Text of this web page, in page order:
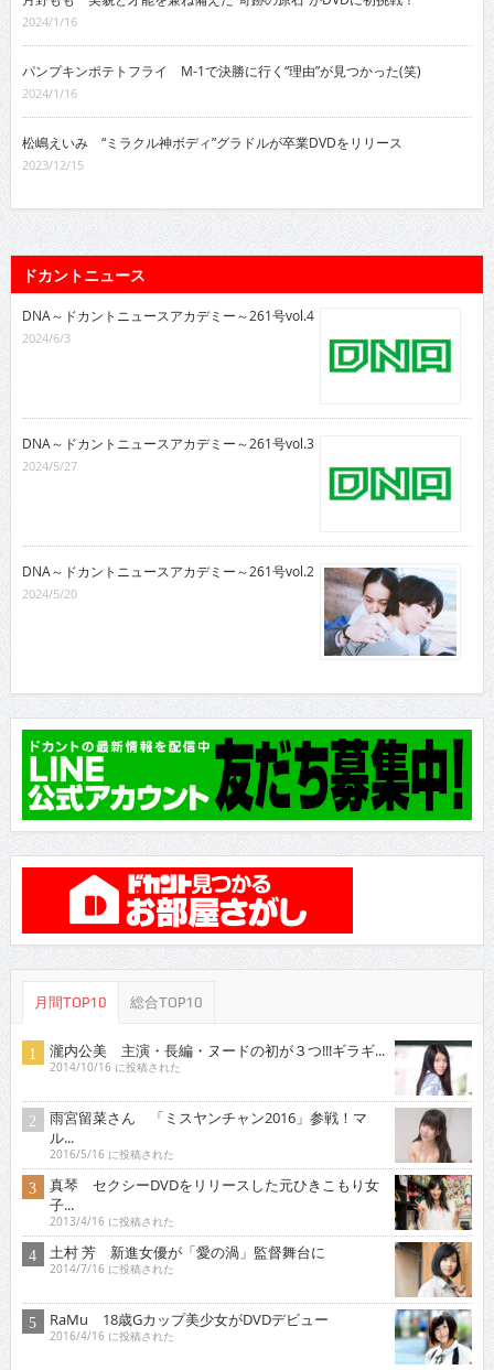
2024/1/16
パンプキンポテトフライ M-1で決勝に行く“理由”が見つかった(笑)
2024/1/16
松嶋えいみ “ミラクル神ボディ”グラドルが卒業DVDをリリース
2023/12/15
ドカントニュース
DNA～ドカントニュースアカデミー～261号vol.4
2024/6/3
DNA～ドカントニュースアカデミー～261号vol.3
2024/5/27
DNA～ドカントニュースアカデミー～261号vol.2
2024/5/20
月間TOP10 総合TOP10
瀧内公美 主演・長編・ヌードの初が３つ!!!ギラギ...
2014/10/16 に投稿された
雨宮留菜さん 「ミスヤンチャン2016」参戦！マ
ル...
2016/5/16 に投稿された
真琴 セクシーDVDをリリースした元ひきこもり女
子...
2013/4/16 に投稿された
土村 芳 新進女優が「愛の渦」監督舞台に
2014/7/16 に投稿された
RaMu 18歳Gカップ美少女がDVDデビュー
2016/4/16 に投稿された